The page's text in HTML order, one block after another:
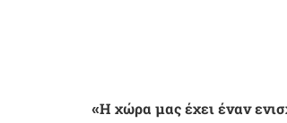
«Η χώρα μας έχει έναν